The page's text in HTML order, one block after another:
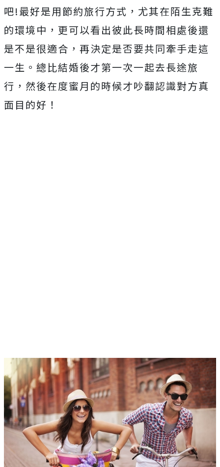
吧!最好是用節約旅行方式，尤其在陌生克難
的環境中，更可以看出彼此長時間相處後還
是不是很適合，再決定是否要共同牽手走這
一生。總比結婚後才第一次一起去長途旅
行，然後在度蜜月的時候才吵翻認識對方真
面目的好！